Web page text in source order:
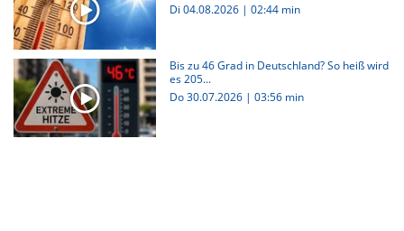
Di 04.08.2026 | 02:44 min
Bis zu 46 Grad in Deutschland? So heiß wird
es 205...
Do 30.07.2026 | 03:56 min